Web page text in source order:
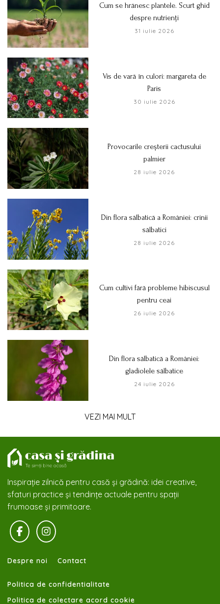
Cum se hrănesc plantele. Scurt ghid
despre nutrienți
31 iulie 2026
Vis de vară în culori: margareta de
Paris
30 iulie 2026
Provocarile creșterii cactusului
palmier
28 iulie 2026
Din flora sălbatică a României: crinii
sălbatici
28 iulie 2026
Cum cultivi fără probleme hibiscusul
pentru ceai
26 iulie 2026
Din flora sălbatică a României:
gladiolele sălbatice
24 iulie 2026
VEZI MAI MULT
Inspirație zilnică pentru casă și grădină: idei creative,
sfaturi practice și tendințe actuale pentru spații
frumoase și primitoare.
Despre noi Contact
Politica de confidentialitate
Politica de colectare acord cookie